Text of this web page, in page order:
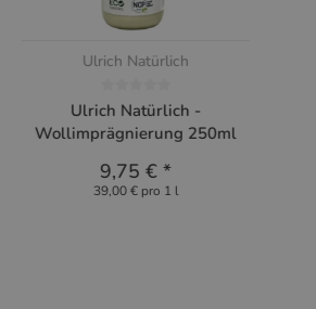
Ulrich Natürlich
Ulrich Natürlich -
Wollimprägnierung 250ml
9,75 € *
39,00 € pro 1 l